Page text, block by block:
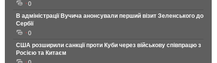
0
В адміністрації Вучича анонсували перший візит Зеленського до
Сербії
0
США розширили санкції проти Куби через військову співпрацю з
Росією та Китаєм